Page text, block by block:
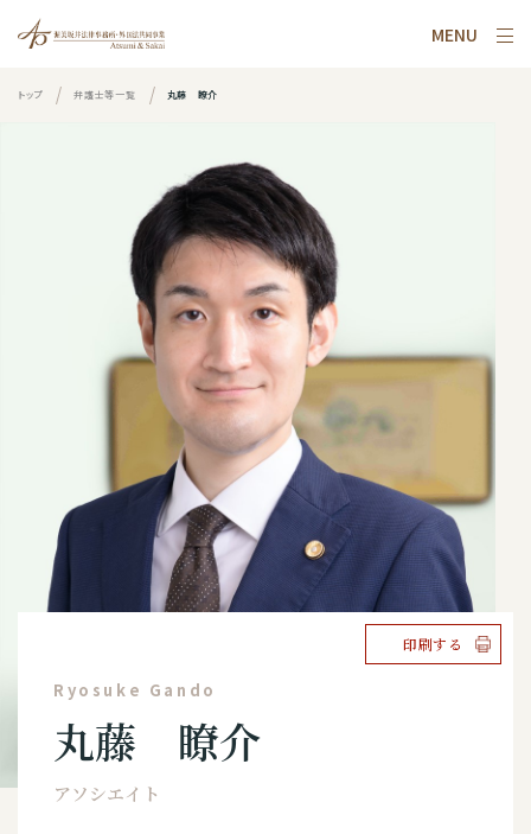
MENU
トップ 弁護士等一覧 丸藤 瞭介
印刷する
Ryosuke Gando
丸藤 瞭介
アソシエイト